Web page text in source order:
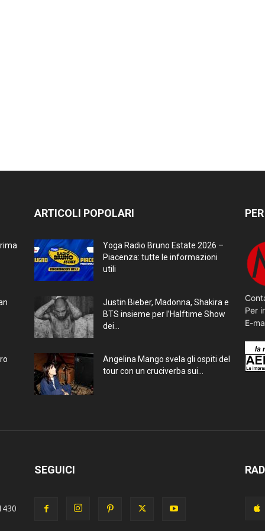
ARTICOLI POPOLARI
Yoga Radio Bruno Estate 2026 –
Piacenza: tutte le informazioni
utili
Justin Bieber, Madonna, Shakira e
BTS insieme per l’Halftime Show
dei...
Angelina Mango svela gli ospiti del
tour con un cruciverba sui...
Per
E-
SEGUICI